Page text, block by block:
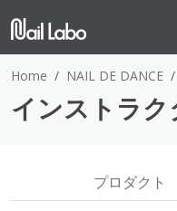
Home NAIL DE DANCE
インストラク
プロダクト